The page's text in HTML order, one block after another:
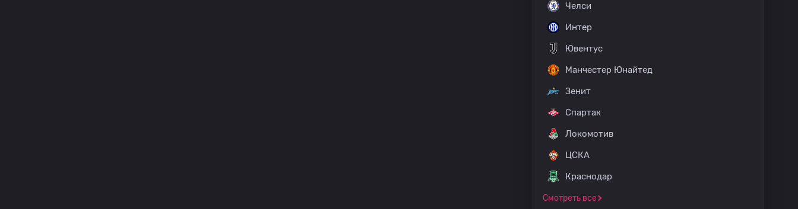
Челси
Интер
Ювентус
Манчестер Юнайтед
Зенит
Спартак
Локомотив
ЦСКА
Краснодар
Смотреть все